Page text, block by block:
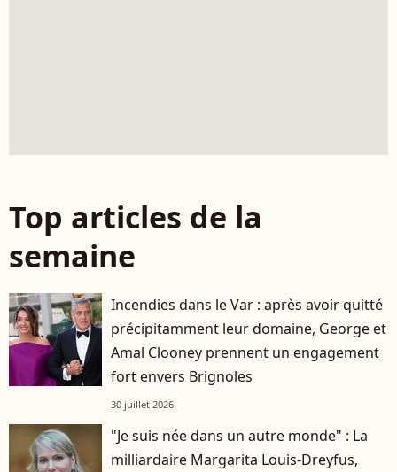
Top articles de la
semaine
Incendies dans le Var : après avoir quitté
précipitamment leur domaine, George et
Amal Clooney prennent un engagement
fort envers Brignoles
30 juillet 2026
"Je suis née dans un autre monde" : La
milliardaire Margarita Louis-Dreyfus,